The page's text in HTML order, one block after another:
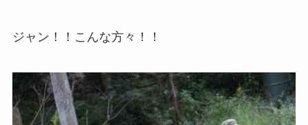
ジャン！！こんな方々！！